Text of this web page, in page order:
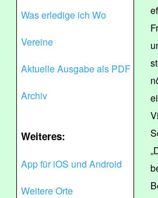
Was erledige ich Wo
Vereine
Aktuelle Ausgabe als PDF
Archiv
Weiteres:
App für iOS und Android
Weitere Orte